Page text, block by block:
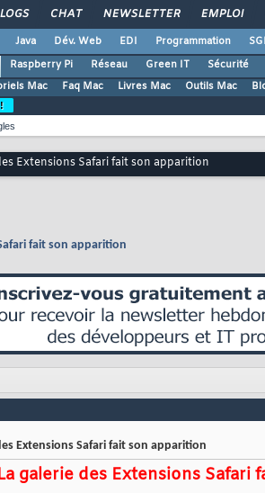
CHAT NEWSLETTER EMPLOI
Java Dév. Web EDI Programmation
Raspberry Pi Réseau Green IT Sécurité
Mac Faq Mac Livres Mac Outils Mac
Extensions Safari fait son apparition
fait son apparition
Extensions Safari fait son apparition
galerie des Extensions Safari